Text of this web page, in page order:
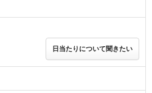
日当たりについて聞きたい